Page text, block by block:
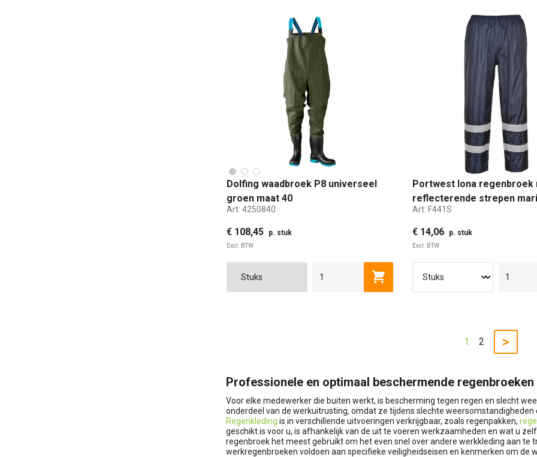
Dolfing waadbroek P8 universeel
groen maat 40
Art: 4250840
€ 108,45 p. stuk
Excl. BTW
40 42 44 45 47
Toevoegen aan winkelwagen
Portwest Iona regenbroek
reflecterende strepen
S
Art: F441S
€ 14,06 p. stuk
Excl. BTW
S L
1 2 >
Professionele en optimaal beschermende
Voor elke medewerker die buiten werkt, is bescherming tegen regen en slecht
onderdeel van de werkuitrusting, omdat ze tijdens slechte
Regenkleding is in verschillende uitvoeringen verkrijgbaar, zoals regenpakken,
geschikt is voor u, is afhankelijk van de uit te voeren werkzaamheden en wat u
regenbroek het meest gebruikt om het even snel over andere werkkleding aan te
werkregenbroeken voldoen aan specifieke veiligheidseisen en kenmerken om de